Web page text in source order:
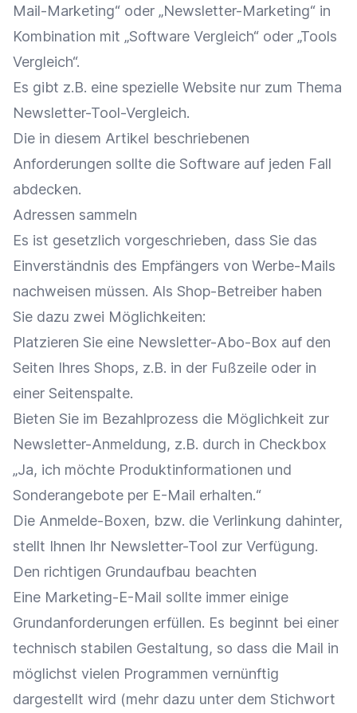
Mail-Marketing“ oder „Newsletter-Marketing“ in
Kombination mit „Software Vergleich“ oder „Tools
Vergleich“.
Es gibt z.B. eine spezielle Website nur zum Thema
Newsletter-Tool-Vergleich.
Die in diesem Artikel beschriebenen
Anforderungen sollte die Software auf jeden Fall
abdecken.
Adressen sammeln
Es ist gesetzlich vorgeschrieben, dass Sie das
Einverständnis des Empfängers von Werbe-Mails
nachweisen müssen. Als Shop-Betreiber haben
Sie dazu zwei Möglichkeiten:
Platzieren Sie eine Newsletter-Abo-Box auf den
Seiten Ihres Shops, z.B. in der Fußzeile oder in
einer Seitenspalte.
Bieten Sie im Bezahlprozess die Möglichkeit zur
Newsletter-Anmeldung, z.B. durch in Checkbox
„Ja, ich möchte Produktinformationen und
Sonderangebote per E-Mail erhalten.“
Die Anmelde-Boxen, bzw. die Verlinkung dahinter,
stellt Ihnen Ihr Newsletter-Tool zur Verfügung.
Den richtigen Grundaufbau beachten
Eine Marketing-E-Mail sollte immer einige
Grundanforderungen erfüllen. Es beginnt bei einer
technisch stabilen Gestaltung, so dass die Mail in
möglichst vielen Programmen vernünftig
dargestellt wird (mehr dazu unter dem Stichwort